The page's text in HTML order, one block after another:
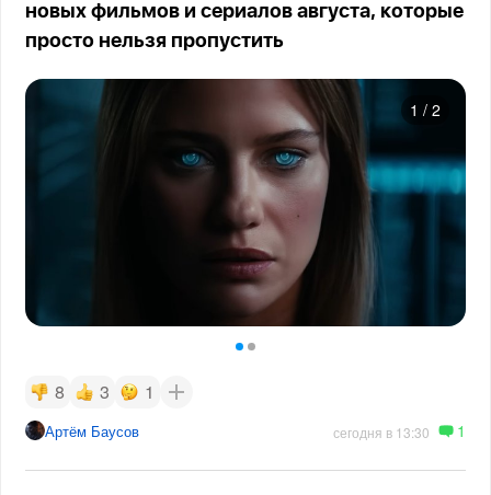
новых фильмов и сериалов августа, которые
просто нельзя пропустить
1 / 2
8 3 1
Артём Баусов сегодня в 13:30 1